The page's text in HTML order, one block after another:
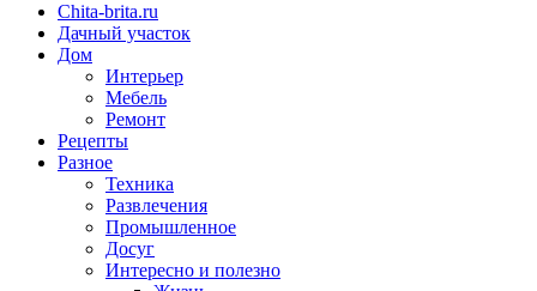
Chita-brita.ru
Дачный участок
Дом
Интерьер
Мебель
Ремонт
Рецепты
Разное
Техника
Развлечения
Промышленное
Досуг
Интересно и полезно